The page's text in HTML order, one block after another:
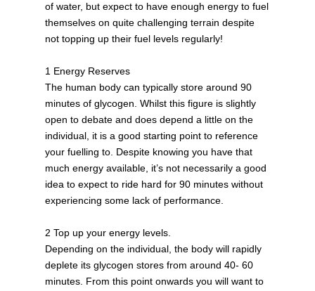
of water, but expect to have enough energy to fuel
themselves on quite challenging terrain despite
not topping up their fuel levels regularly!
1 Energy Reserves
The human body can typically store around 90
minutes of glycogen. Whilst this figure is slightly
open to debate and does depend a little on the
individual, it is a good starting point to reference
your fuelling to. Despite knowing you have that
much energy available, it’s not necessarily a good
idea to expect to ride hard for 90 minutes without
experiencing some lack of performance.
2 Top up your energy levels.
Depending on the individual, the body will rapidly
deplete its glycogen stores from around 40- 60
minutes. From this point onwards you will want to